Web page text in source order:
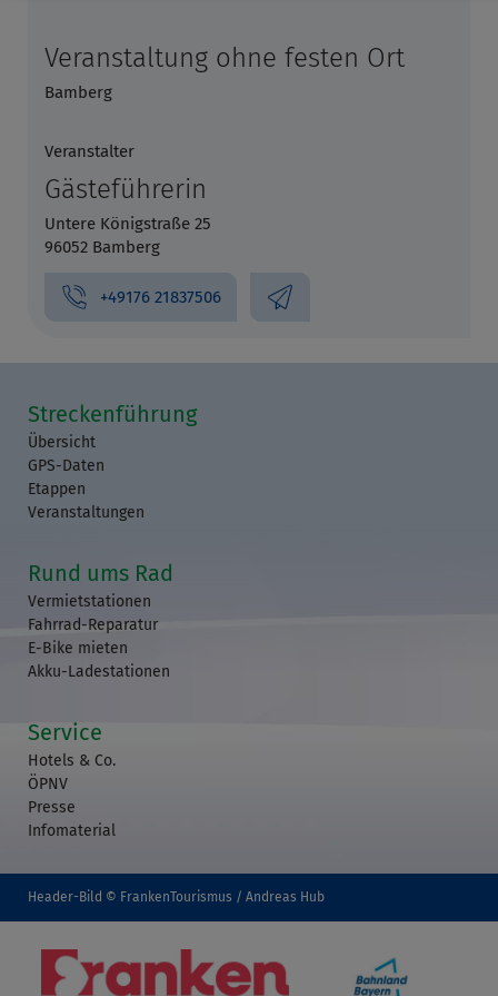
Veranstaltung ohne festen Ort
Bamberg
Veranstalter
Gästeführerin
Untere Königstraße 25
96052 Bamberg
+49176 21837506
Streckenführung
Übersicht
GPS-Daten
Etappen
Veranstaltungen
Rund ums Rad
Vermietstationen
Fahrrad-Reparatur
E-Bike mieten
Akku-Ladestationen
Service
Hotels & Co.
ÖPNV
Presse
Infomaterial
Header-Bild © FrankenTourismus / Andreas Hub